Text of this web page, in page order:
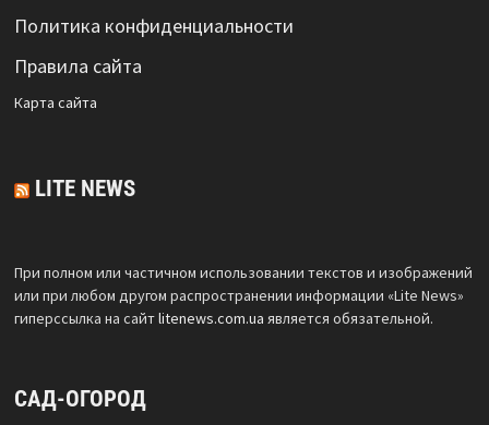
Политика конфиденциальности
Правила сайта
Карта сайта
LITE NEWS
При полном или частичном использовании текстов и изображений
или при любом другом распространении информации «Lite News»
гиперссылка на сайтlitenews.com.ua является обязательной.
САД-ОГОРОД